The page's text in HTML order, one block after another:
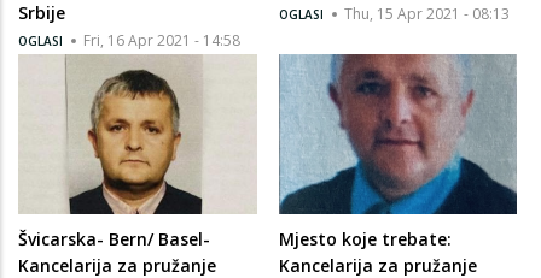
Srbije
OGLASI Fri, 16 Apr 2021 - 14:58
OGLASI Thu, 15 Apr 2021 - 08:13
Švicarska- Bern/ Basel-
Kancelarija za pružanje
Mjesto koje trebate:
Kancelarija za pružanje